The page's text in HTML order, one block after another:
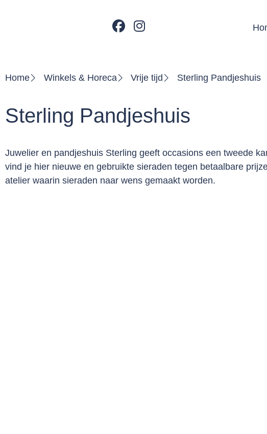
Home Winkels & Horeca Vrije tijd Sterling Pandjeshuis
Sterling Pandjeshuis
Juwelier en pandjeshuis Sterling geeft occasions een tweede
vind je hier nieuwe en gebruikte sieraden tegen betaalbare
atelier waarin sieraden naar wens gemaakt worden.